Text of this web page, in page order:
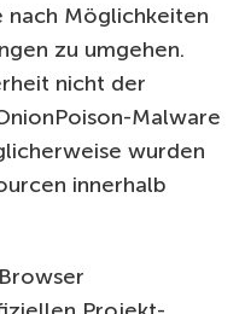
nach Möglichkeiten
zu umgehen.
nicht der
Malware
wurden
innerhalb